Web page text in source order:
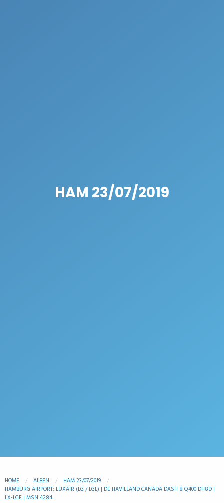
HAM 23/07/2019
HOME ALBEN
HAM 23/07/2019
HAMBURG AIRPORT: LUXAIR (LG / LGL) | DE HAVILLAND CANADA DASH 8 Q400 DH8D |
LX-LGE | MSN 4284